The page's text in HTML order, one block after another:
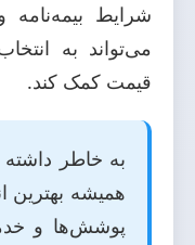
شرایط
می‌تواند به
قیمت کمک کند.
همیشه بهترین
پوشش‌ها و